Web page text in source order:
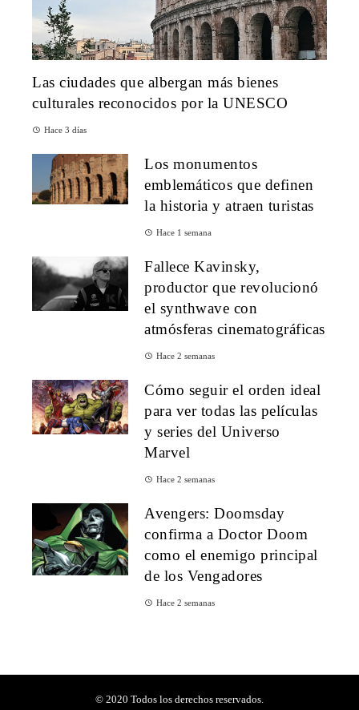
Las ciudades que albergan más bienes
culturales reconocidos por la UNESCO
Hace 3 días
Los monumentos
emblemáticos que definen
la historia y atraen turistas
Hace 1 semana
Fallece Kavinsky,
productor que revolucionó
el synthwave con
atmósferas cinematográficas
Hace 2 semanas
Cómo seguir el orden ideal
para ver todas las películas
y series del Universo
Marvel
Hace 2 semanas
Avengers: Doomsday
confirma a Doctor Doom
como el enemigo principal
de los Vengadores
Hace 2 semanas
© 2020 Todos los derechos reservados.